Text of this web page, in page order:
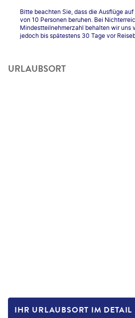
Bitte beachten Sie, dass die Ausflüge
von 10 Personen beruhen. Bei
Mindestteilnehmerzahl behalten wir uns
jedoch bis spätestens 30 Tage vor
URLAUBSORT
IHR URLAUBSORT IM DETAIL